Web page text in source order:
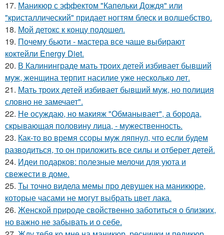
17. Маникюр с эффектом "Капельки Дождя" или
"кристаллический" придает ногтям блеск и волшебство.
18. Мой детокс к концу подошел.
19. Почему бьюти - мастера все чаще выбирают
коктейли Energy Diet.
20. В Калининграде мать троих детей избивает бывший
муж, женщина терпит насилие уже несколько лет.
21. Мать троих детей избивает бывший муж, но полиция
словно не замечает".
22. Не осуждаю, но макияж "Обманывает", а борода,
скрывающая половину лица, - мужественность.
23. Как-то во время ссоры муж ляпнул, что если будем
разводиться, то он приложить все силы и отберет детей.
24. Идеи подарков: полезные мелочи для уюта и
свежести в доме.
25. Ты точно видела мемы про девушек на маникюре,
которые часами не могут выбрать цвет лака.
26. Женской природе свойственно заботиться о близких,
но важно не забывать и о себе.